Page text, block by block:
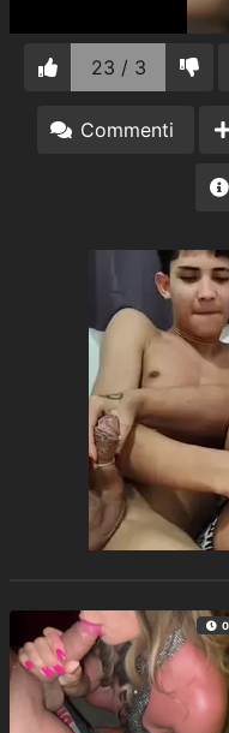
23 / 3
Commenti